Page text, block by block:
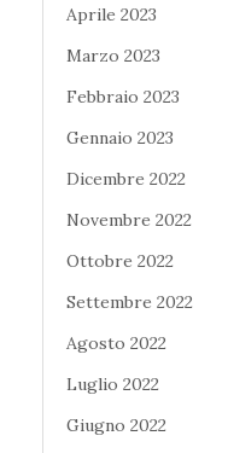
Aprile 2023
Marzo 2023
Febbraio 2023
Gennaio 2023
Dicembre 2022
Novembre 2022
Ottobre 2022
Settembre 2022
Agosto 2022
Luglio 2022
Giugno 2022